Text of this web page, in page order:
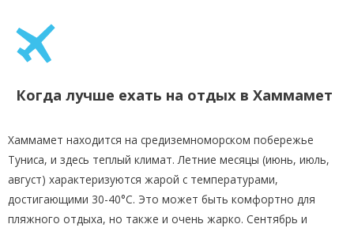
Когда лучше ехать на отдых в Хаммамет
Хаммамет находится на средиземноморском побережье
Туниса, и здесь теплый климат. Летние месяцы (июнь, июль,
август) характеризуются жарой с температурами,
достигающими 30-40°C. Это может быть комфортно для
пляжного отдыха, но также и очень жарко. Сентябрь и